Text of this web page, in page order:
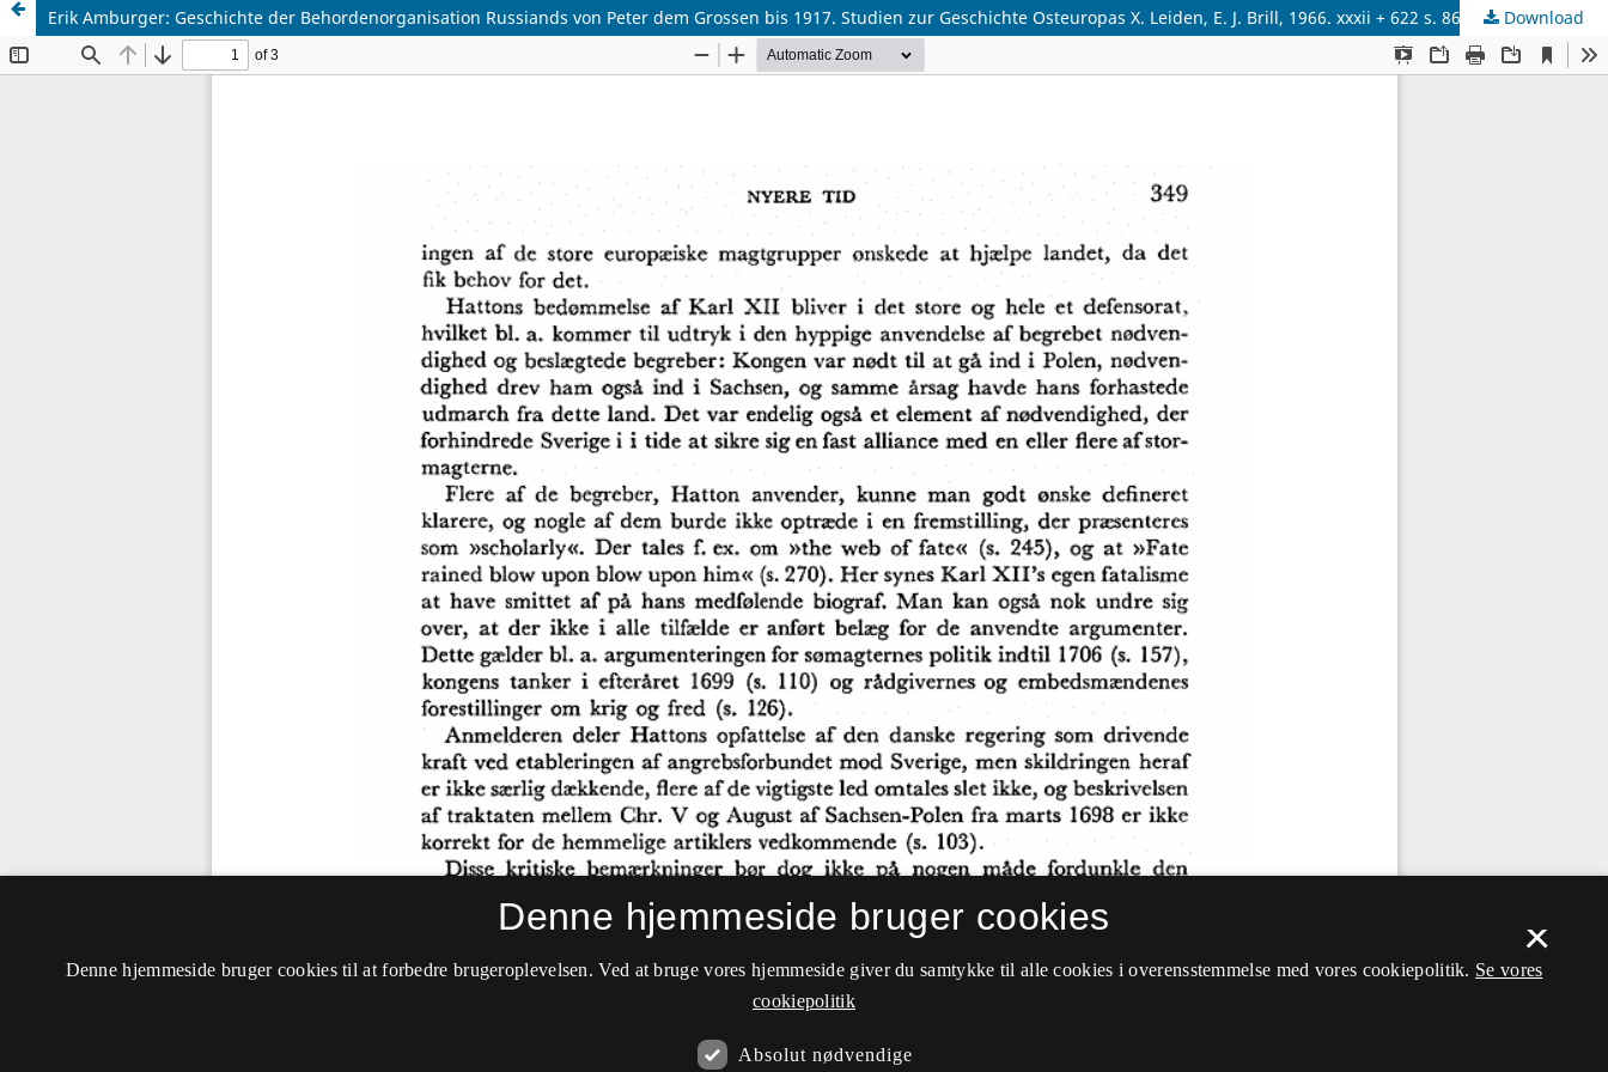
Erik Amburger: Geschichte der Behordenorganisation Russiands von Peter dem Grossen bis 1917. Studien zur Geschichte Osteuropas X. Leiden, E. J. Brill, 1966. xxxii + 622 s. 86 fl. Download
×
Denne hjemmeside bruger cookies
Denne hjemmeside bruger cookies til at forbedre brugeroplevelsen. Ved at bruge vores hjemmeside giver du samtykke til alle cookies i overensstemmelse med vores cookiepolitik. Se vores
cookiepolitik
Absolut nødvendige